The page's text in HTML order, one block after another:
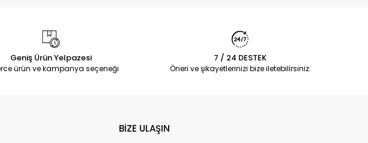
Geniş Ürün Yelpazesi
ürün ve kampanya seçeneği
7 / 24 DESTEK
Öneri ve şikayetlerinizi bize iletebilirsiniz.
BİZE ULAŞIN